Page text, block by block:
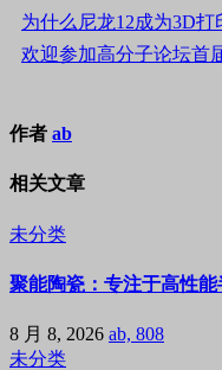
为什么尼龙12成为3D打
欢迎参加高分子论坛首
作者 ab
相关文章
未分类
聚能陶瓷：专注于高性
8 月 8, 2026 ab, 808
未分类